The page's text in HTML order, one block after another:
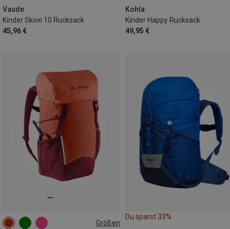
Vaude
Kinder Skovi 10 Rucksack
45,96 €
Kohla
Kinder Happy Rucksack
49,95 €
Größen
15L
Du sparst 33%